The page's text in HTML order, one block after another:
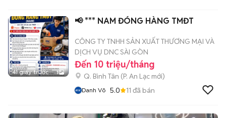
41 giây trước 1
📢 *** NAM ĐÓNG HÀNG TMĐT
CÔNG TY TNHH SẢN XUẤT THƯƠNG MẠI VÀ
DỊCH VỤ DNC SÀI GÒN
Đến 10 triệu/tháng
Q. Bình Tân (P. An Lạc mới)
Danh Võ 5.0 11 đã bán